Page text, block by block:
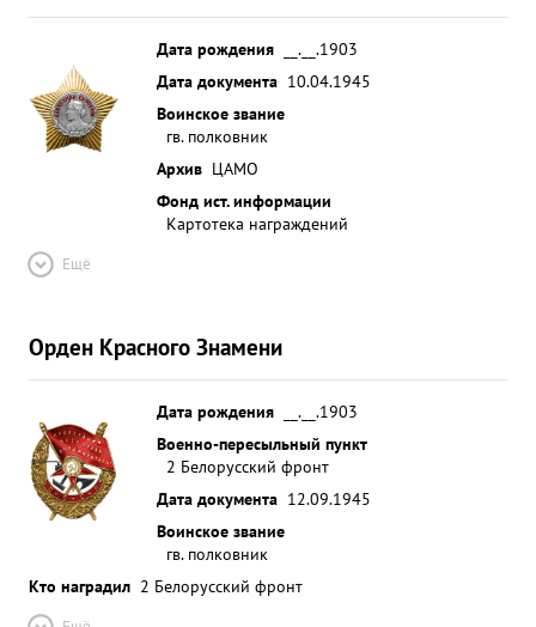
Дата рождения
__.__.1903
Дата документа 10.04.1945
Воинское звание
гв. полковник
Архив ЦАМО
Фонд ист. информации
Картотека награждений
Ещё
Орден Красного Знамени
Дата рождения
__.__.1903
Военно-пересыльный пункт
2 Белорусский фронт
Дата документа 12.09.1945
Воинское звание
гв. полковник
Кто наградил 2 Белорусский фронт